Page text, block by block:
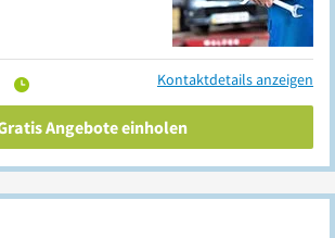
Kontaktdetails anzeigen
Angebote einholen